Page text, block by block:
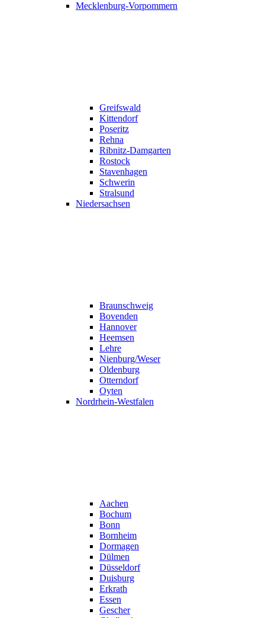
Mecklenburg-Vorpommern
Greifswald
Kittendorf
Poseritz
Rehna
Ribnitz-Damgarten
Rostock
Stavenhagen
Schwerin
Stralsund
Niedersachsen
Braunschweig
Bovenden
Hannover
Heemsen
Lehre
Nienburg/Weser
Oldenburg
Otterndorf
Oyten
Nordrhein-Westfalen
Aachen
Bochum
Bonn
Bornheim
Dormagen
Dülmen
Düsseldorf
Duisburg
Erkrath
Essen
Gescher